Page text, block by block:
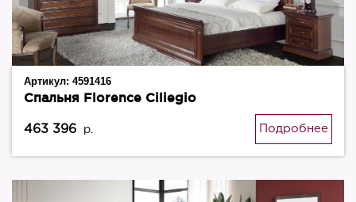
Артикул: 4591416
Спальня Florence Ciliegio
463 396 р. Подробнее